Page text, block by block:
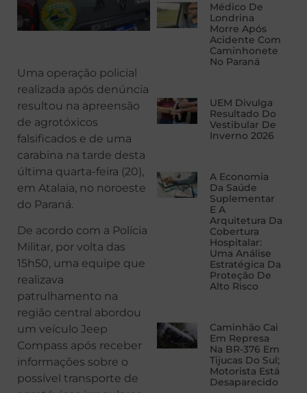
Uma operação policial
realizada após denúncia
resultou na apreensão
de agrotóxicos
falsificados e de uma
carabina na tarde desta
última quarta-feira (20),
em Atalaia, no noroeste
do Paraná.
De acordo com a Polícia
Militar, por volta das
15h50, uma equipe que
realizava
patrulhamento na
região central abordou
um veículo Jeep
Compass após receber
informações sobre o
possível transporte de
Médico De
Londrina
Morre Após
Acidente Com
Caminhonete
No Paraná
UEM Divulga
Resultado Do
Vestibular De
Inverno 2026
A Economia
Da Saúde
Suplementar
E A
Arquitetura Da
Cobertura
Hospitalar:
Uma Análise
Estratégica Da
Proteção De
Alto Risco
Caminhão Cai
Em Represa
Na BR-376 Em
Tijucas Do Sul;
Motorista Está
Desaparecido